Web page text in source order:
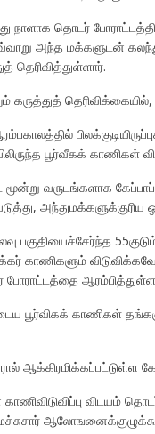
நாளாக தொடர்
அந்த மக்களுடன்
தெரிவித்துள்ளார்.
தெரிவிக்கையில்,
பூர்வீகக் காணிகள்
வருடங்களாக
அந்துமக்களுக்குரிய
பகுதியைச்சேர்ந்த
காணிகளும்
பூர்விகக் காணிகள்
ஆக்கிரமிக்கப்பட்டுள்ள
விடயம்